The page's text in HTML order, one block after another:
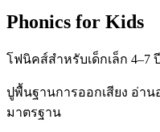
Phonics for Kids
โฟนิคส์สำหรับเด็กเล็ก 4–7 ปี
ปูพื้นฐานการออกเสียง อ่าน
มาตรฐาน